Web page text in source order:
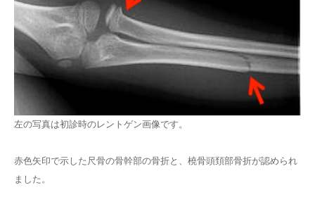
左の写真は初診時のレントゲン画像です。
赤色矢印で示した尺骨の骨幹部の骨折と、橈骨頭頚部骨折が認められ
ました。